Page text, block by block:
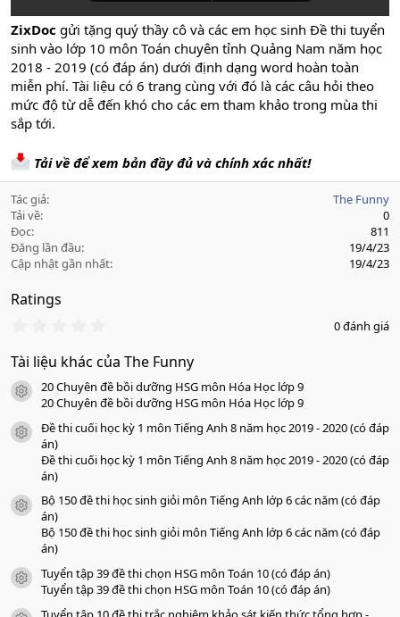
ZixDoc gửi tặng quý thầy cô và các em học sinh Đề thi tuyển
sinh vào lớp 10 môn Toán chuyên tỉnh Quảng Nam năm học
2018 - 2019 (có đáp án) dưới định dạng word hoàn toàn
miễn phí. Tài liệu có 6 trang cùng với đó là các câu hỏi theo
mức độ từ dễ đến khó cho các em tham khảo trong mùa thi
sắp tới.
Tải về để xem bản đầy đủ và chính xác nhất!
Tác giả
The Funny
Tải về
0
Đọc
811
Đăng lần đầu
19/4/23
Cập nhật gần nhất
19/4/23
Ratings
0
0
s
a
o
0 đánh giá
Tài liệu khác của The Funny
icon tài liệu
20 Chuyên đề bồi dưỡng HSG môn Hóa Học lớp 9
20 Chuyên đề bồi dưỡng HSG môn Hóa Học lớp 9
icon tài liệu
Đề thi cuối học kỳ 1 môn Tiếng Anh 8 năm học 2019 - 2020 (có đáp
án)
Đề thi cuối học kỳ 1 môn Tiếng Anh 8 năm học 2019 - 2020 (có đáp
án)
icon tài liệu
Bộ 150 đề thi học sinh giỏi môn Tiếng Anh lớp 6 các năm (có đáp
án)
Bộ 150 đề thi học sinh giỏi môn Tiếng Anh lớp 6 các năm (có đáp
án)
icon tài liệu
Tuyển tập 39 đề thi chọn HSG môn Toán 10 (có đáp án)
Tuyển tập 39 đề thi chọn HSG môn Toán 10 (có đáp án)